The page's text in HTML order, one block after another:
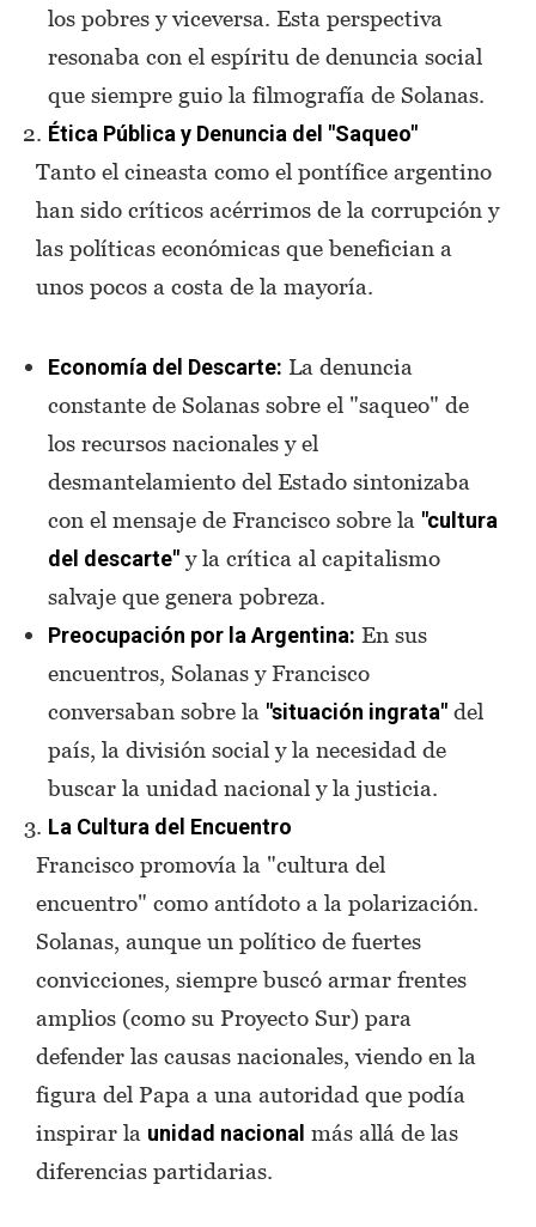
los pobres y viceversa. Esta perspectiva
resonaba con el espíritu de denuncia social
que siempre guio la filmografía de Solanas.
Ética Pública y Denuncia del "Saqueo"
Tanto el cineasta como el pontífice argentino
han sido críticos acérrimos de la corrupción y
las políticas económicas que benefician a
unos pocos a costa de la mayoría.
Economía del Descarte: La denuncia
constante de Solanas sobre el "saqueo" de
los recursos nacionales y el
desmantelamiento del Estado sintonizaba
con el mensaje de Francisco sobre la "cultura
del descarte"y la crítica al capitalismo
salvaje que genera pobreza.
Preocupación por la Argentina: En sus
encuentros, Solanas y Francisco
conversaban sobre la "situación ingrata" del
país, la división social y la necesidad de
buscar la unidad nacional y la justicia.
La Cultura del Encuentro
Francisco promovía la "cultura del
encuentro" como antídoto a la polarización.
Solanas, aunque un político de fuertes
convicciones, siempre buscó armar frentes
amplios (como su Proyecto Sur) para
defender las causas nacionales, viendo en la
figura del Papa a una autoridad que podía
inspirar la unidad nacional más allá de las
diferencias partidarias.